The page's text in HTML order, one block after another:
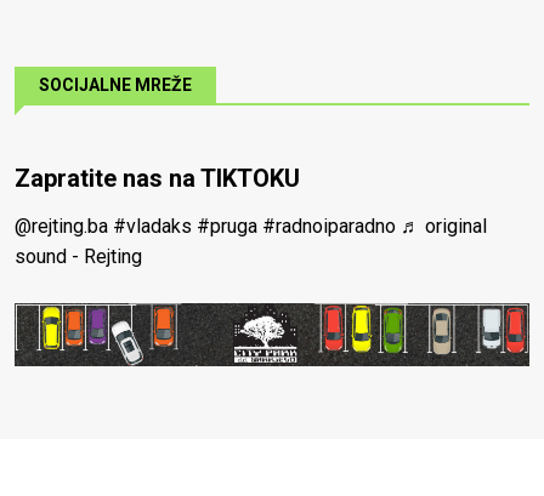
SOCIJALNE MREŽE
Zapratite nas na TIKTOKU
@rejting.ba #vladaks #pruga #radnoiparadno ♬ original
sound - Rejting